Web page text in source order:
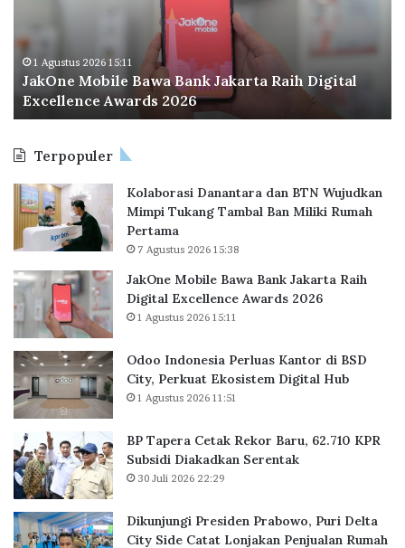
Digital
o
n
e
s
a
e
r
u
a
s
K
a
n
t
o
r
d
i
B
S
D
C
i
1 Agustus 2026 11:51
Odoo Indonesia Perluas Kantor di BSD
Perkuat Ekosistem Digital Hub
Terpopuler
Kolaborasi Danantara dan BTN Wujudkan
Mimpi Tukang Tambal Ban Miliki Rumah
Pertama
7 Agustus 2026 15:38
JakOne Mobile Bawa Bank Jakarta Raih
Digital Excellence Awards 2026
1 Agustus 2026 15:11
Odoo Indonesia Perluas Kantor di BSD
City, Perkuat Ekosistem Digital Hub
1 Agustus 2026 11:51
BP Tapera Cetak Rekor Baru, 62.710 KPR
Subsidi Diakadkan Serentak
30 Juli 2026 22:29
Dikunjungi Presiden Prabowo, Puri Delta
City Side Catat Lonjakan Penjualan Rumah